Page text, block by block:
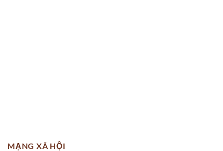
MẠNG XÃ HỘI